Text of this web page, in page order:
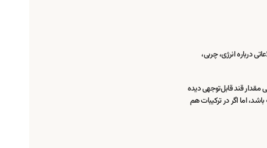
درباره انرژی، چربی،
قند قابل‌توجهی دیده
اما اگر در ترکیبات هم